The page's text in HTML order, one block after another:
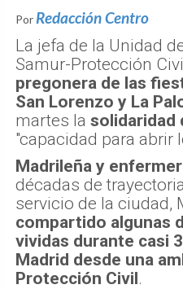
Por Redacción Centro
La jefa de la Unidad
Samur-Protección
pregonera de las
San Lorenzo y La
martes la solidaridad
"capacidad para abrir
Madrileña y
décadas de
servicio de la ciudad,
compartido algunas
vividas durante casi
Madrid desde una
Protección Civil.